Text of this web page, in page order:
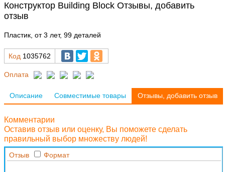
Конструктор Building Block Отзывы, добавить
отзыв
Пластик, от 3 лет, 99 деталей
Код 1035762
Оплата
Описание Совместимые товары Отзывы, добавить отзыв
Комментарии
Оставив отзыв или оценку, Вы поможете сделать
правильный выбор множеству людей!
Отзыв Формат